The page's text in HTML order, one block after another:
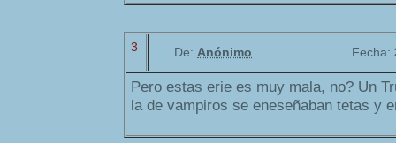
3 De: Anónimo Fecha:
Pero estas erie es muy mala, no? Un
la de vampiros se eneseñaban tetas y